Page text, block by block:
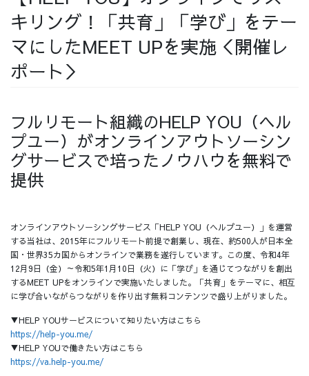
チームインタビュー02 チームインタビュー03
お問い合わせ
キリング！「共育」「学び」をテー
マにしたMEET UPを実施＜開催レ
ポート＞
フルリモート組織のHELP YOU（ヘル
プユー）がオンラインアウトソーシン
グサービスで培ったノウハウを無料で
提供
オンラインアウトソーシングサービス「HELP YOU（ヘルプユー）」を運営
する当社は、2015年にフルリモート前提で創業し、現在、約500人が日本全
国・世界35カ国からオンラインで業務を遂行しています。この度、令和4年
12月9日（金）～令和5年1月10日（火）に「学び」を通じてつながりを創出
するMEET UPをオンラインで実施いたしました。「共育」をテーマに、相互
に学び合いながらつながりを作り出す無料コンテンツで盛り上がりました。
▼HELP YOUサービスについて知りたい方はこちら
https://help-you.me/
▼HELP YOUで働きたい方はこちら
https://va.help-you.me/